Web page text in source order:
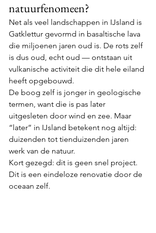
natuurfenomeen?
Net als veel landschappen in IJsland is
Gatklettur gevormd in basaltische lava
die miljoenen jaren oud is. De rots zelf
is dus oud, echt oud — ontstaan uit
vulkanische activiteit die dit hele eiland
heeft opgebouwd.
De boog zelf is jonger in geologische
termen, want die is pas later
uitgesleten door wind en zee. Maar
“later” in IJsland betekent nog altijd:
duizenden tot tienduizenden jaren
werk van de natuur.
Kort gezegd: dit is geen snel project.
Dit is een eindeloze renovatie door de
oceaan zelf.